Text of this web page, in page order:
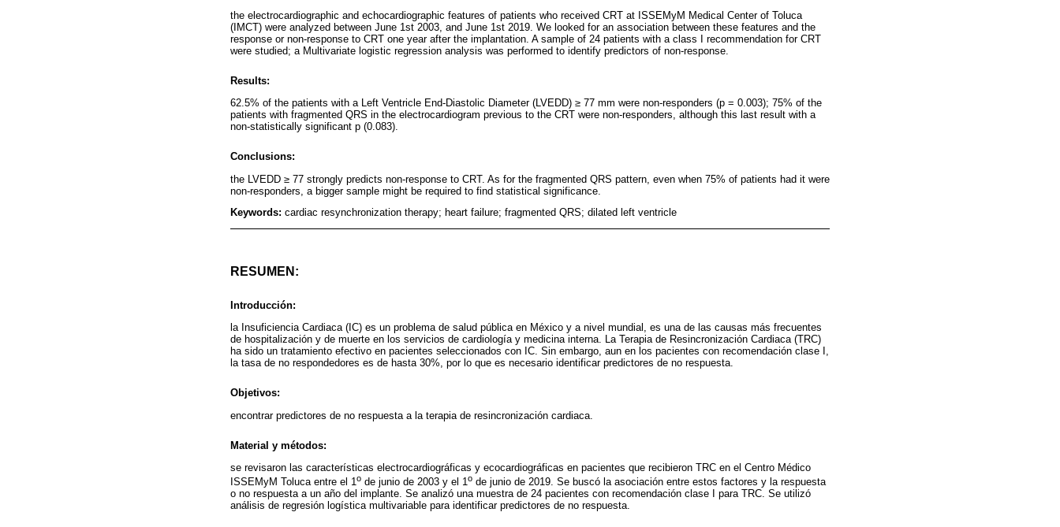
the electrocardiographic and echocardiographic features of patients who received CRT at ISSEMyM Medical Center of Toluca
(IMCT) were analyzed between June 1st 2003, and June 1st 2019. We looked for an association between these features and the
response or non-response to CRT one year after the implantation. A sample of 24 patients with a class I recommendation for CRT
were studied; a Multivariate logistic regression analysis was performed to identify predictors of non-response.
Results:
62.5% of the patients with a Left Ventricle End-Diastolic Diameter (LVEDD) ≥ 77 mm were non-responders (p = 0.003); 75% of the
patients with fragmented QRS in the electrocardiogram previous to the CRT were non-responders, although this last result with a
non-statistically significant p (0.083).
Conclusions:
the LVEDD ≥ 77 strongly predicts non-response to CRT. As for the fragmented QRS pattern, even when 75% of patients had it were
non-responders, a bigger sample might be required to find statistical significance.
Keywords: cardiac resynchronization therapy; heart failure; fragmented QRS; dilated left ventricle
RESUMEN:
Introducción:
la Insuficiencia Cardiaca (IC) es un problema de salud pública en México y a nivel mundial, es una de las causas más frecuentes
de hospitalización y de muerte en los servicios de cardiología y medicina interna. La Terapia de Resincronización Cardiaca (TRC)
ha sido un tratamiento efectivo en pacientes seleccionados con IC. Sin embargo, aun en los pacientes con recomendación clase I,
la tasa de no respondedores es de hasta 30%, por lo que es necesario identificar predictores de no respuesta.
Objetivos:
encontrar predictores de no respuesta a la terapia de resincronización cardiaca.
Material y métodos:
se revisaron las características electrocardiográficas y ecocardiográficas en pacientes que recibieron TRC en el Centro Médico
ISSEMyM Toluca entre el 1o de junio de 2003 y el 1o de junio de 2019. Se buscó la asociación entre estos factores y la respuesta
o no respuesta a un año del implante. Se analizó una muestra de 24 pacientes con recomendación clase I para TRC. Se utilizó
análisis de regresión logística multivariable para identificar predictores de no respuesta.